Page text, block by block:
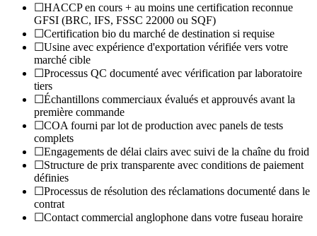
☐HACCP en cours + au moins une certification reconnue
GFSI (BRC, IFS, FSSC 22000 ou SQF)
☐Certification bio du marché de destination si requise
☐Usine avec expérience d'exportation vérifiée vers votre
marché cible
☐Processus QC documenté avec vérification par laboratoire
tiers
☐Échantillons commerciaux évalués et approuvés avant la
première commande
☐COA fourni par lot de production avec panels de tests
complets
☐Engagements de délai clairs avec suivi de la chaîne du froid
☐Structure de prix transparente avec conditions de paiement
définies
☐Processus de résolution des réclamations documenté dans le
contrat
☐Contact commercial anglophone dans votre fuseau horaire